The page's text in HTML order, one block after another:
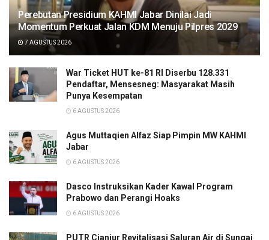
Perebutan Presidium KAHMI Jabar Dinilai Jadi
Momentum Perkuat Jalan KDM Menuju Pilpres 2029
7 AGUSTUS 2026
War Ticket HUT ke-81 RI Diserbu 128.331
Pendaftar, Mensesneg: Masyarakat Masih
Punya Kesempatan
6 AGUSTUS 2026
Agus Muttaqien Alfaz Siap Pimpin MW KAHMI
Jabar
6 AGUSTUS 2026
Dasco Instruksikan Kader Kawal Program
Prabowo dan Perangi Hoaks
6 AGUSTUS 2026
PUTR Cianjur Revitalisasi Saluran Air di Sungai